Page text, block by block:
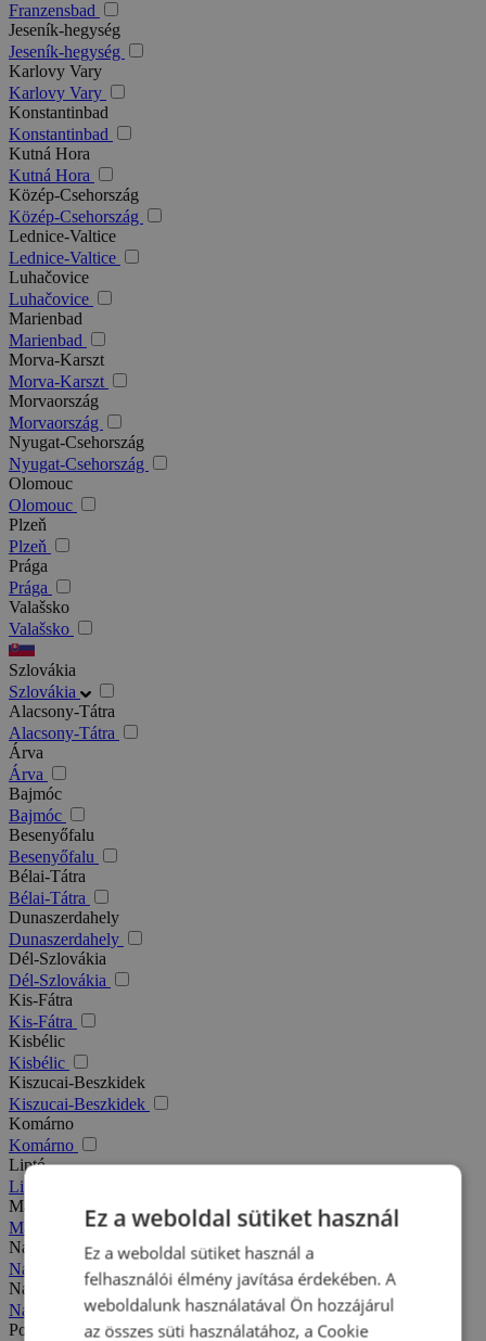
Franzensbad
Jeseník-hegység
Jeseník-hegység
Karlovy Vary
Karlovy Vary
Konstantinbad
Konstantinbad
Kutná Hora
Kutná Hora
Közép-Csehország
Közép-Csehország
Lednice-Valtice
Lednice-Valtice
Luhačovice
Luhačovice
Marienbad
Marienbad
Morva-Karszt
Morva-Karszt
Morvaország
Morvaország
Nyugat-Csehország
Nyugat-Csehország
Olomouc
Olomouc
Plzeň
Plzeň
Prága
Prága
Valašsko
Valašsko
Szlovákia
Szlovákia
Alacsony-Tátra
Alacsony-Tátra
Árva
Árva
Bajmóc
Bajmóc
Besenyőfalu
Besenyőfalu
Bélai-Tátra
Bélai-Tátra
Dunaszerdahely
Dunaszerdahely
Dél-Szlovákia
Dél-Szlovákia
Kis-Fátra
Kis-Fátra
Kisbélic
Kisbélic
Kiszucai-Beszkidek
Kiszucai-Beszkidek
Komárno
Komárno
Liptó
Liptó
Magas-Tátra
Magas-Tátra
Nagy-Fátra
Nagy-Fátra
Nagymegyer
Nagymegyer
Podhajska
Ez a weboldal sütiket használ
Ez a weboldal sütiket használ a
felhasználói élmény javítása érdekében. A
weboldalunk használatával Ön hozzájárul
az összes süti használatához, a Cookie